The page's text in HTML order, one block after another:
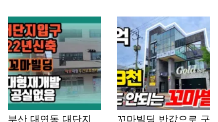
부산 대연동 대단지
꼬마빌딩 반값으로 구